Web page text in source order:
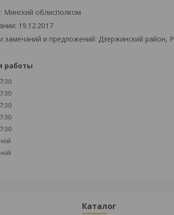
Минский облисполком
19.12.2017
замечаний и предложений: Дзержинский район,
работы
Каталог